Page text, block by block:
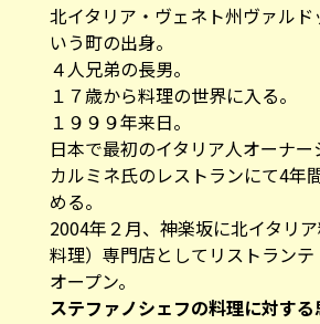
北イタリア・ヴェネト州ヴァルド
いう町の出身。
４人兄弟の長男。
１７歳から料理の世界に入る。
１９９９年来日。
日本で最初のイタリア人オーナー
カルミネ氏のレストランにて4年
める。
2004年２月、神楽坂に北イタリ
料理）専門店としてリストラン
オープン。
ステファノシェフの料理に対する